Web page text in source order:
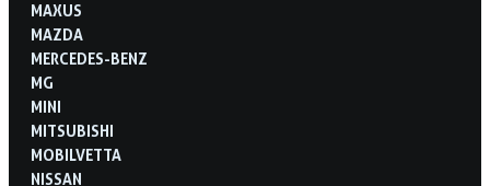
MAXUS
MAZDA
MERCEDES-BENZ
MG
MINI
MITSUBISHI
MOBILVETTA
NISSAN